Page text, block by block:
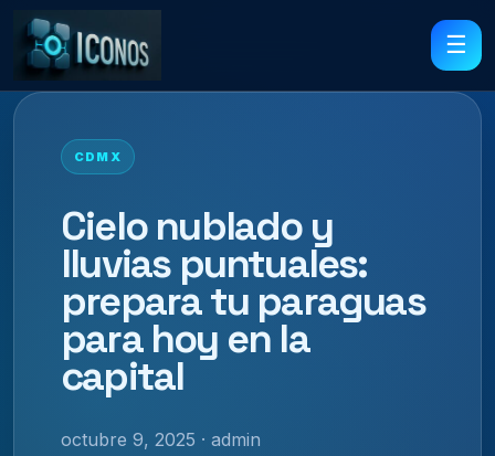
☰
CDMX
Cielo nublado y
lluvias puntuales:
prepara tu paraguas
para hoy en la
capital
octubre 9, 2025 · admin